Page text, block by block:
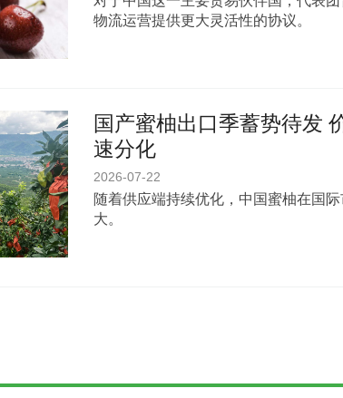
物流运营提供更大灵活性的协议。
国产蜜柚出口季蓄势待发
速分化
2026-07-22
随着供应端持续优化，中国蜜柚在国
大。